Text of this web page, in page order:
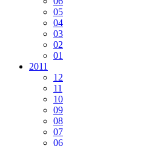
05
04
03
02
01
2011
12
11
10
09
08
07
06